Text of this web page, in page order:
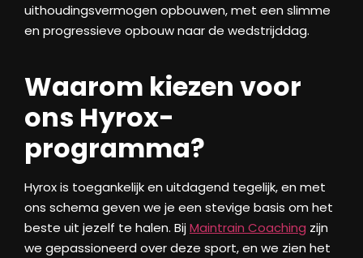
uithoudingsvermogen opbouwen, met een slimme
en progressieve opbouw naar de wedstrijddag.
Waarom kiezen voor
ons Hyrox-
programma?
Hyrox is toegankelijk en uitdagend tegelijk, en met
ons schema geven we je een stevige basis om het
beste uit jezelf te halen. BijMaintrain Coaching zijn
we gepassioneerd over deze sport, en we zien het